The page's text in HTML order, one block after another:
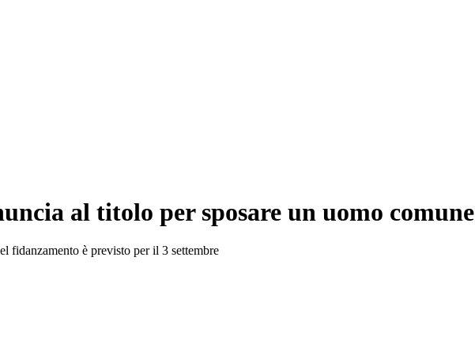
al titolo per sposare un uomo comune
fidanzamento è previsto per il 3 settembre